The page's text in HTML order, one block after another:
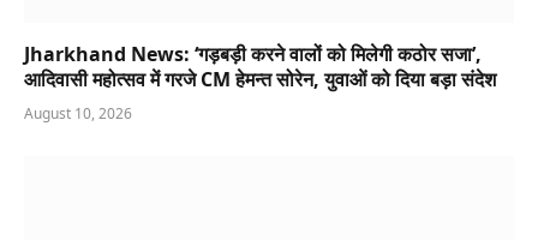
Jharkhand News: ‘गड़बड़ी करने वालों को मिलेगी कठोर सजा’,
आदिवासी महोत्सव में गरजे CM हेमन्त सोरेन, युवाओं को दिया बड़ा संदेश
August 10, 2026